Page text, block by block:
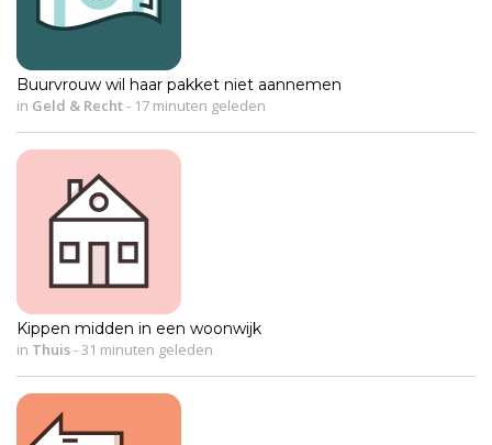
Buurvrouw wil haar pakket niet aannemen
in Geld & Recht- 17 minuten geleden
Kippen midden in een woonwijk
in Thuis- 31 minuten geleden